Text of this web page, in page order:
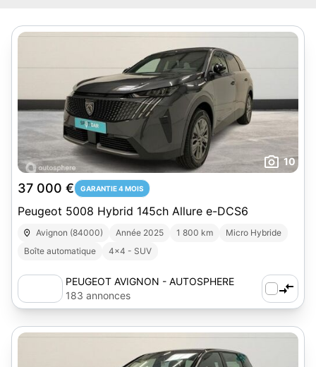
10
37 000 € GARANTIE 4 MOIS
Peugeot 5008 Hybrid 145ch Allure e-DCS6
Avignon (84000) Année 2025 1 800 km
Micro Hybride
Boîte automatique
4x4 - SUV
PEUGEOT AVIGNON - AUTOSPHERE
183 annonces